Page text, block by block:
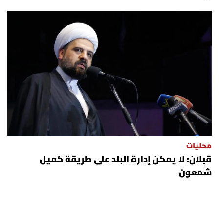
محليات
قبلان: لا يمكن إدارة البلد على طريقة كميل
شمعون